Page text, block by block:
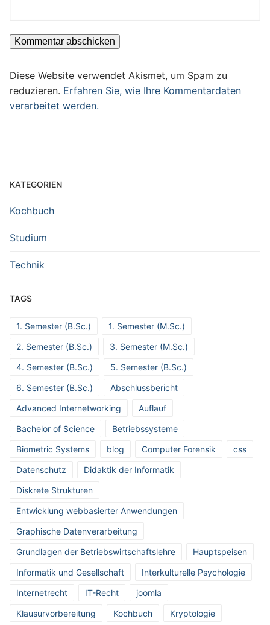
Diese Website verwendet Akismet, um Spam zu
reduzieren. Erfahren Sie, wie Ihre Kommentardaten
verarbeitet werden.
KATEGORIEN
Kochbuch
Studium
Technik
TAGS
1. Semester (B.Sc.)
1. Semester (M.Sc.)
2. Semester (B.Sc.)
3. Semester (M.Sc.)
4. Semester (B.Sc.)
5. Semester (B.Sc.)
6. Semester (B.Sc.)
Abschlussbericht
Advanced Internetworking
Auflauf
Bachelor of Science
Betriebssysteme
Biometric Systems
blog Computer Forensik
css
Datenschutz
Didaktik der Informatik
Diskrete Strukturen
Entwicklung webbasierter Anwendungen
Graphische Datenverarbeitung
Grundlagen der Betriebswirtschaftslehre
Hauptspeisen
Informatik und Gesellschaft
Interkulturelle Psychologie
Internetrecht
IT-Recht
joomla
Klausurvorbereitung
Kochbuch
Kryptologie